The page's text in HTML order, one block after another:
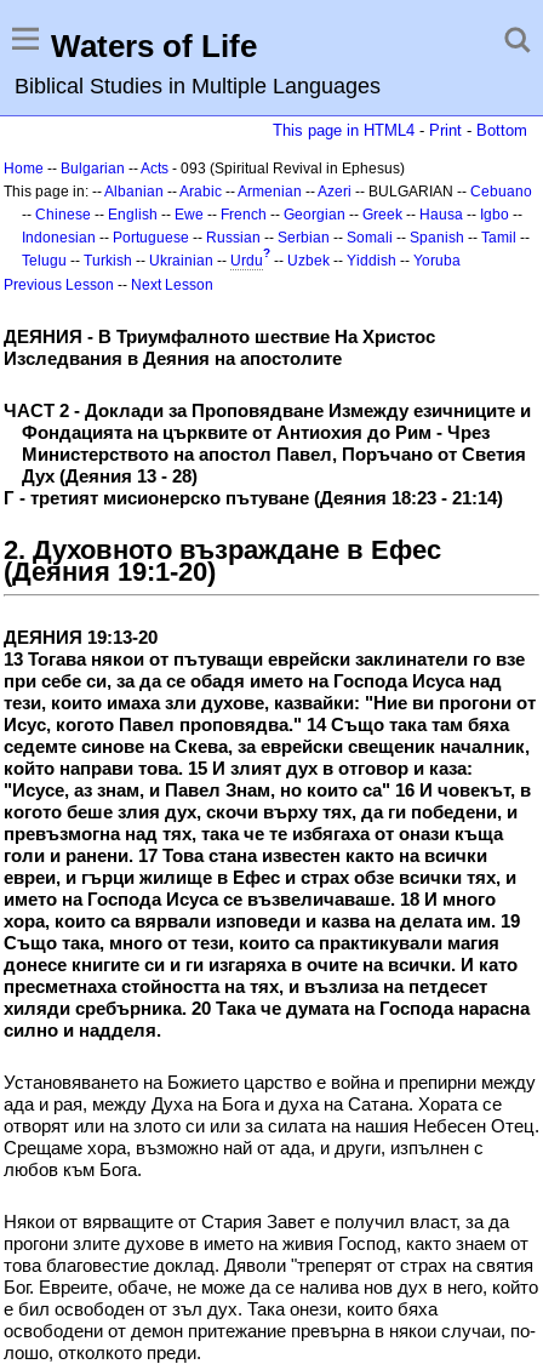
Waters of Life
Biblical Studies in Multiple Languages
This page in HTML4 - Print - Bottom
Home -- Bulgarian --Acts - 093 (Spiritual Revival in Ephesus)
This page in: --Albanian --Arabic --Armenian --Azeri -- BULGARIAN -- Cebuano
-- Chinese -- English -- Ewe -- French -- Georgian -- Greek -- Hausa -- Igbo --
Indonesian -- Portuguese -- Russian -- Serbian -- Somali -- Spanish -- Tamil --
Telugu -- Turkish -- Ukrainian -- Urdu? -- Uzbek -- Yiddish -- Yoruba
Previous Lesson -- Next Lesson
ДЕЯНИЯ - В Триумфалното шествие На Христос
Изследвания в Деяния на апостолите
ЧАСТ 2 - Доклади за Проповядване Измежду езичниците и
Фондацията на църквите от Антиохия до Рим - Чрез
Министерството на апостол Павел, Поръчано от Светия
Дух (Деяния 13 - 28)
Г - третият мисионерско пътуване (Деяния 18:23 - 21:14)
2. Духовното възраждане в Ефес
(Деяния 19:1-20)
ДЕЯНИЯ 19:13-20
13 Тогава някои от пътуващи еврейски заклинатели го взе
при себе си, за да се обадя името на Господа Исуса над
тези, които имаха зли духове, казвайки: "Ние ви прогони от
Исус, когото Павел проповядва." 14 Също така там бяха
седемте синове на Скева, за еврейски свещеник началник,
който направи това. 15 И злият дух в отговор и каза:
"Исусе, аз знам, и Павел Знам, но които са" 16 И човекът, в
когото беше злия дух, скочи върху тях, да ги победени, и
превъзмогна над тях, така че те избягаха от онази къща
голи и ранени. 17 Това стана известен както на всички
евреи, и гърци жилище в Ефес и страх обзе всички тях, и
името на Господа Исуса се възвеличаваше. 18 И много
хора, които са вярвали изповеди и казва на делата им. 19
Също така, много от тези, които са практикували магия
донесе книгите си и ги изгаряха в очите на всички. И като
пресметнаха стойността на тях, и възлиза на петдесет
хиляди сребърника. 20 Така че думата на Господа нарасна
силно и надделя.
Установяването на Божието царство е война и препирни между
ада и рая, между Духа на Бога и духа на Сатана. Хората се
отворят или на злото си или за силата на нашия Небесен Отец.
Срещаме хора, възможно най от ада, и други, изпълнен с
любов към Бога.
Някои от вярващите от Стария Завет е получил власт, за да
прогони злите духове в името на живия Господ, както знаем от
това благовестие доклад. Дяволи "треперят от страх на святия
Бог. Евреите, обаче, не може да се налива нов дух в него, който
е бил освободен от зъл дух. Така онези, които бяха
освободени от демон притежание превърна в някои случаи, по-
лошо, отколкото преди.